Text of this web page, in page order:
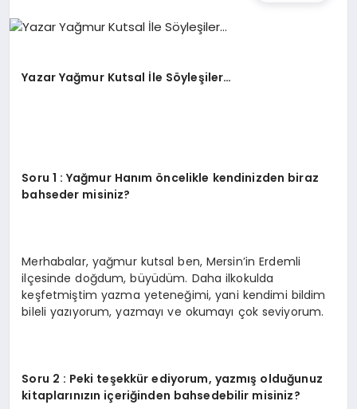
KRIPTO PARA
OYUN
Yazar Yağmur Kutsal İle Söyleşiler…
Soru 1 : Yağmur Hanım öncelikle kendinizden biraz
bahseder misiniz?
Merhabalar, yağmur kutsal ben, Mersin’in Erdemli
ilçesinde doğdum, büyüdüm. Daha ilkokulda
keşfetmiştim yazma yeteneğimi, yani kendimi bildim
bileli yazıyorum, yazmayı ve okumayı çok seviyorum.
Soru 2 : Peki teşekkür ediyorum, yazmış olduğunuz
kitaplarınızın içeriğinden bahsedebilir misiniz?